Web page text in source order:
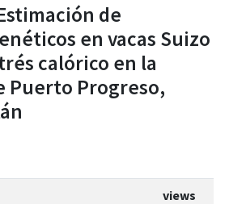
de
en vacas Suizo
calórico en la
Puerto Progreso,
views